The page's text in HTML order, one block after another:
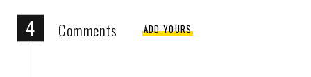
4 Comments ADD YOURS